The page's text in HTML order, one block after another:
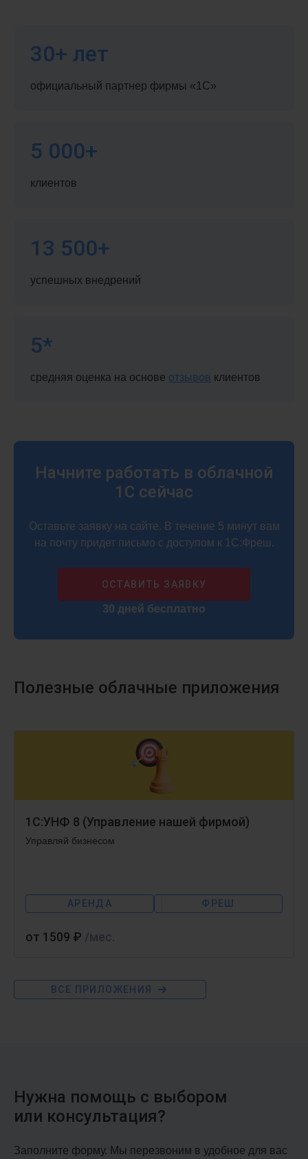
30+ лет
официальный партнер фирмы «1С»
5 000+
клиентов
13 500+
успешных внедрений
5*
средняя оценка на основе отзывов клиентов
Начните работать в облачной
1С сейчас
Оставьте заявку на сайте. В течение 5 минут вам
на почту придет письмо с доступом к 1С:Фреш.
ОСТАВИТЬ ЗАЯВКУ
30 дней бесплатно
Полезные облачные приложения
1С:УНФ 8 (Управление нашей фирмой)
Управляй бизнесом
АРЕНДА ФРЕШ
от 1509 ₽
ФРЕШ
ВСЕ ПРИЛОЖЕНИЯ
Нужна помощь с выбором
или консультация?
Заполните форму. Мы перезвоним в удобное для вас